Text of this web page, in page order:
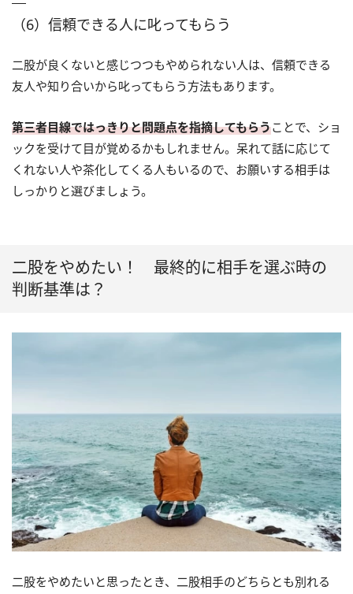
（6）信頼できる人に叱ってもらう
二股が良くないと感じつつもやめられない人は、信頼できる
友人や知り合いから叱ってもらう方法もあります。
第三者目線ではっきりと問題点を指摘してもらうことで、ショ
ックを受けて目が覚めるかもしれません。呆れて話に応じて
くれない人や茶化してくる人もいるので、お願いする相手は
しっかりと選びましょう。
二股をやめたい！ 最終的に相手を選ぶ時の
判断基準は？
二股をやめたいと思ったとき、二股相手のどちらとも別れる